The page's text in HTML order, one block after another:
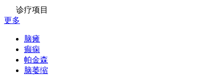
诊疗项目
更多
脑瘫
癫痫
帕金森
脑萎缩